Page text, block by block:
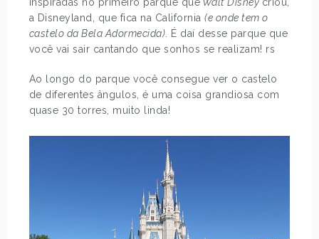
a Disneyland, que fica na California(e onde tem o
castelo da Bela Adormecida) . É daí desse parque que
você vai sair cantando que sonhos se realizam! rs
Ao longo do parque você consegue ver o castelo
de diferentes ângulos, é uma coisa grandiosa com
quase 30 torres, muito linda!